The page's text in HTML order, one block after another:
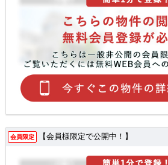
会員限定 【会員様限定で公開中！】